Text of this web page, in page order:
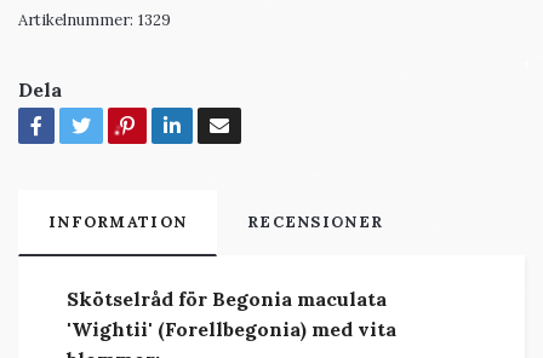
Artikelnummer: 1329
Dela
INFORMATION RECENSIONER
Skötselråd för Begonia maculata
'Wightii' (Forellbegonia) med vita